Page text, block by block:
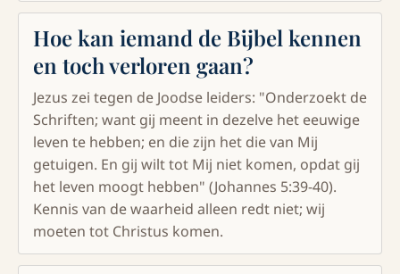
Hoe kan iemand de Bijbel kennen
en toch verloren gaan?
Jezus zei tegen de Joodse leiders: "Onderzoekt de
Schriften; want gij meent in dezelve het eeuwige
leven te hebben; en die zijn het die van Mij
getuigen. En gij wilt tot Mij niet komen, opdat gij
het leven moogt hebben" (Johannes 5:39-40).
Kennis van de waarheid alleen redt niet; wij
moeten tot Christus komen.